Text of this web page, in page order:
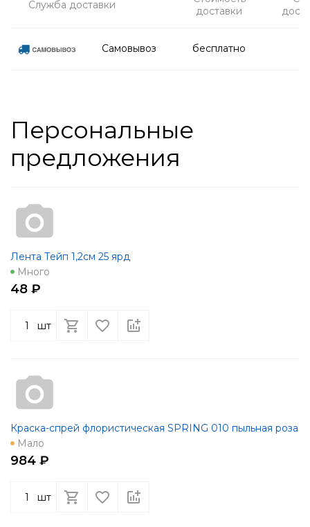
Служба доставки
доставки
Самовывоз бесплатно
Персональные
предложения
Лента Тейп 1,2см 25 ярд
Много
48 ₽
шт
Краска-спрей флористическая SPRING 010 пыльная роза
Мало
984 ₽
шт